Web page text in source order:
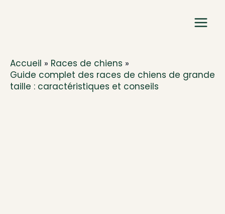
Accueil
Races de chiens
Guide complet des races de chiens de grande
taille : caractéristiques et conseils